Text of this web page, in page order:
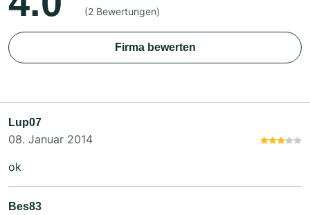
(2 Bewertungen)
Firma bewerten
Lup07
08. Januar 2014
ok
Bes83